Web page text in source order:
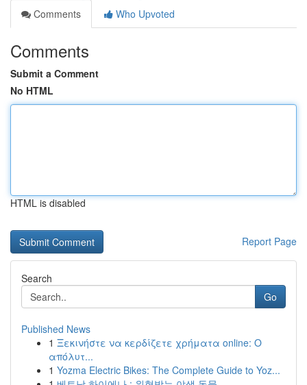
Comments
Who Upvoted
Comments
Submit a Comment
No HTML
HTML is disabled
Report Page
Search
Go
Published News
1 Ξεκινήστε να κερδίζετε χρήματα online: Ο
απόλυτ...
1 Yozma Electric Bikes: The Complete Guide to Yoz...